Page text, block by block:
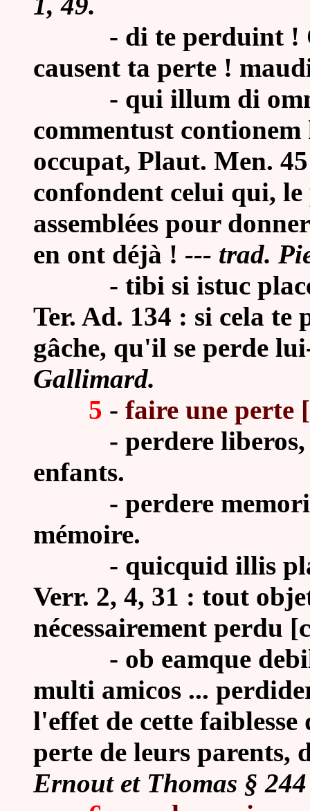
- di te perduint !
causent ta perte !
- qui illum di
commentust
occupat, Plaut. Men.
confondent celui qui,
assemblées pour
en ont déjà ! --- trad.
- tibi si istuc
Ter. Ad. 134 : si cela
gâche, qu'il se perde
Gallimard.
5 - faire une perte [
- perdere
enfants.
- perdere
mémoire.
- quicquid illis
Verr. 2, 4, 31 : tout
nécessairement perdu
- ob eamque
multi amicos ...
l'effet de cette
perte de leurs parents,
Ernout et Thomas §